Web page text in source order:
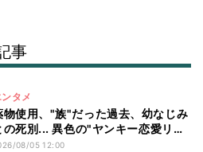
事
ンタメ
物使用、"族"だった過去、幼なじみ
の死別... 異色の"ヤンキー恋愛リア
ティショー"Netflix『ラヴ上等』シ
08/05 12:00